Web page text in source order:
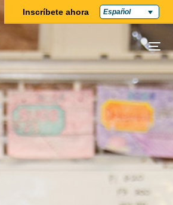
Inscríbete ahora Español